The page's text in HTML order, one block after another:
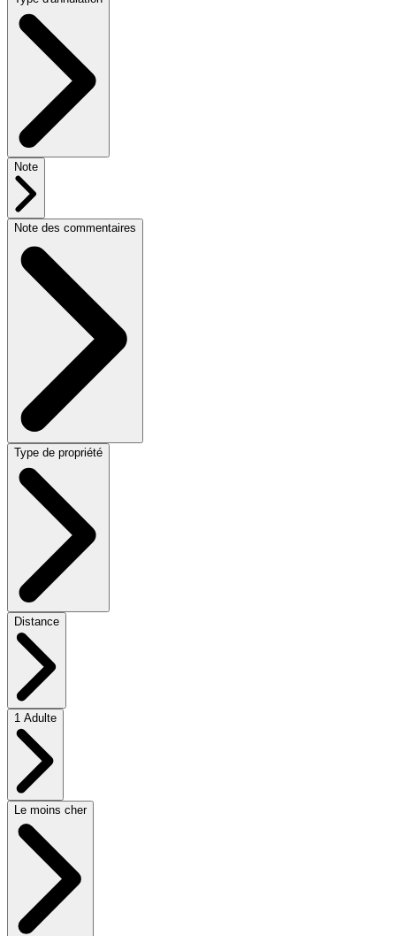
Note
Note des commentaires
Type de propriété
Distance
1 Adulte
Le moins cher